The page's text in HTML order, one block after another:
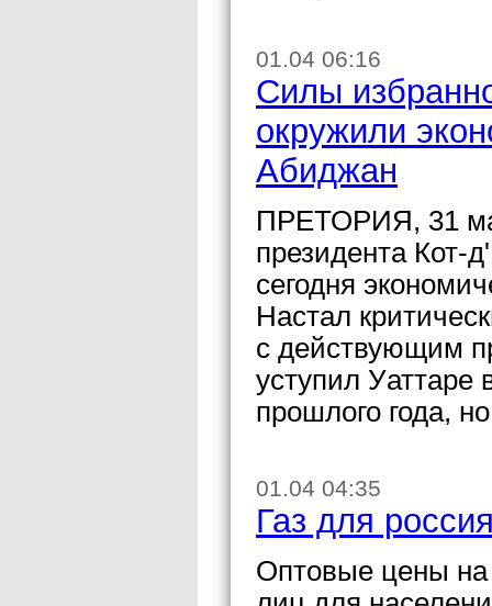
01.04 06:16
Силы
окружили
Абиджан
ПРЕТОРИЯ, 31
президента Кот-
сегодня
Настал
с действующим
уступил Уаттаре
прошлого года,
01.04 04:35
Газ для
Оптовые цены